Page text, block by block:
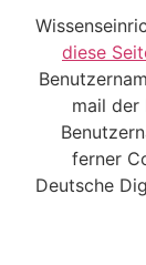
diese
mail der
ferner
Deutsche